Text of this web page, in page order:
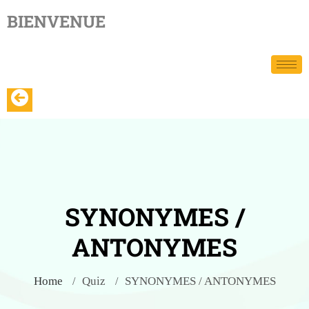
BIENVENUE​
SYNONYMES /
ANTONYMES
Home / Quiz / SYNONYMES / ANTONYMES